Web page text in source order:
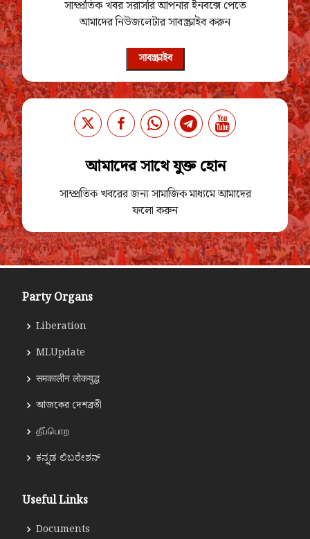
সাম্প্রতিক খবর সরাসরি আপনার ইনবক্সে পেতে
আমাদের নিউজলেটার সাবস্ক্রাইব করুন
সাবস্ক্রাইব
আমাদের সাথে যুক্ত হোন
সাম্প্রতিক খবরের জন্য সামাজিক মাধ্যমে আমাদের
ফলো করুন
Party Organs
Liberation
MLUpdate
समकालीन लोकयुद्ध
আজকের দেশব্রতী
தீப்பொற
ಕನ್ನಡ ಲಿಬರೇಶನ್
Useful Links
Documents